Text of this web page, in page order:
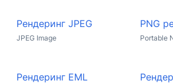
Рендеринг JPEG
JPEG Image
PNG
Portable
Рендеринг EML